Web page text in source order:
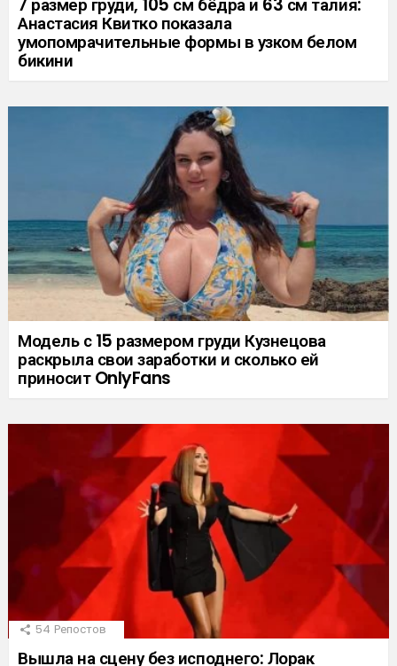
Анастасия Квитко показала
умопомрачительные формы в узком белом
бикини
Модель с 15 размером груди Кузнецова
раскрыла свои заработки и сколько ей
приносит OnlyFans
54 Репостов
Вышла на сцену без исподнего: Лорак